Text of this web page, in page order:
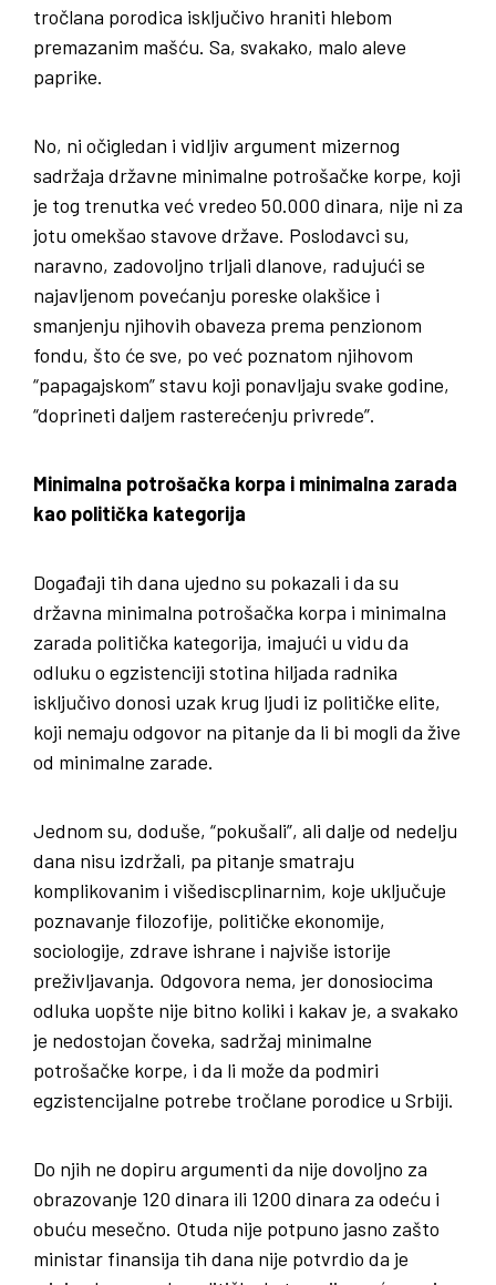
tročlana porodica isključivo hraniti hlebom
premazanim mašću. Sa, svakako, malo aleve
paprike.
No, ni očigledan i vidljiv argument mizernog
sadržaja državne minimalne potrošačke korpe, koji
je tog trenutka već vredeo 50.000 dinara, nije ni za
jotu omekšao stavove države. Poslodavci su,
naravno, zadovoljno trljali dlanove, radujući se
najavljenom povećanju poreske olakšice i
smanjenju njihovih obaveza prema penzionom
fondu, što će sve, po već poznatom njihovom
“papagajskom” stavu koji ponavljaju svake godine,
“doprineti daljem rasterećenju privrede”.
Minimalna potrošačka korpa i minimalna zarada
kao politička kategorija
Događaji tih dana ujedno su pokazali i da su
državna minimalna potrošačka korpa i minimalna
zarada politička kategorija, imajući u vidu da
odluku o egzistenciji stotina hiljada radnika
isključivo donosi uzak krug ljudi iz političke elite,
koji nemaju odgovor na pitanje da li bi mogli da žive
od minimalne zarade.
Jednom su, doduše, “pokušali”, ali dalje od nedelju
dana nisu izdržali, pa pitanje smatraju
komplikovanim i višediscplinarnim, koje uključuje
poznavanje filozofije, političke ekonomije,
sociologije, zdrave ishrane i najviše istorije
preživljavanja. Odgovora nema, jer donosiocima
odluka uopšte nije bitno koliki i kakav je, a svakako
je nedostojan čoveka, sadržaj minimalne
potrošačke korpe, i da li može da podmiri
egzistencijalne potrebe tročlane porodice u Srbiji.
Do njih ne dopiru argumenti da nije dovoljno za
obrazovanje 120 dinara ili 1200 dinara za odeću i
obuću mesečno. Otuda nije potpuno jasno zašto
ministar finansija tih dana nije potvrdio da je